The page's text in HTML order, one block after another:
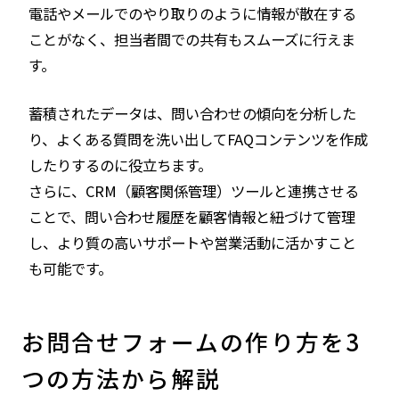
電話やメールでのやり取りのように情報が散在する
ことがなく、担当者間での共有もスムーズに行えま
す。
蓄積されたデータは、問い合わせの傾向を分析した
り、よくある質問を洗い出してFAQコンテンツを作成
したりするのに役立ちます。
さらに、CRM（顧客関係管理）ツールと連携させる
ことで、問い合わせ履歴を顧客情報と紐づけて管理
し、より質の高いサポートや営業活動に活かすこと
も可能です。
お問合せフォームの作り方を3
つの方法から解説